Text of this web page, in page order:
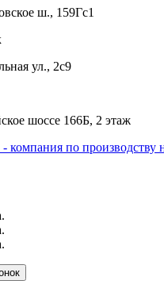
ш., 159Гс1
ул., 2с9
шоссе 166Б, 2 этаж